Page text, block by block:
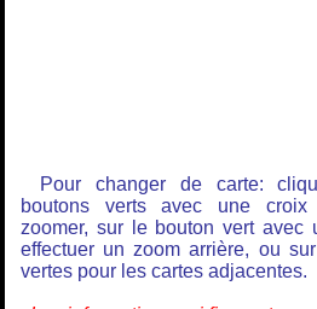
Pour changer de carte:
boutons verts avec une
zoomer, sur le bouton vert avec
effectuer un zoom arrière, ou
vertes pour les cartes adjacentes.